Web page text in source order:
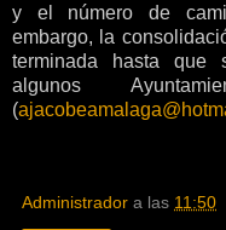
y el número de
embargo, la
terminada hasta que
algunos
(
Administrador a las 11:50